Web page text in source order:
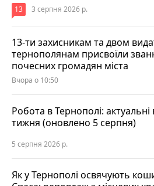
13 3 серпня 2026 р.
13-ти захисникам та двом
тернополянам присвоїли
почесних громадян міста
Вчора о 10:50
Робота в Тернополі: актуальні
тижня (оновлено 5 серпня)
5 серпня 2026 р.
Як у Тернополі освячують